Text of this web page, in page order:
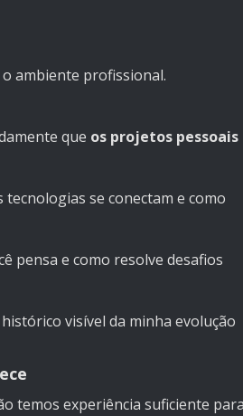
ambiente profissional.
que os projetos pessoais
se conectam e como
pensa e como resolve desafios
visível da minha evolução
temos experiência suficiente